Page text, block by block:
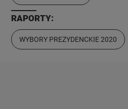
RAPORTY:
WYBORY PREZYDENCKIE 2020